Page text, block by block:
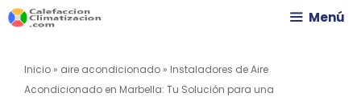
Saltar
contenido
Menú
Inicio » aire acondicionado » Instaladores de Aire
Acondicionado en Marbella: Tu Solución para una